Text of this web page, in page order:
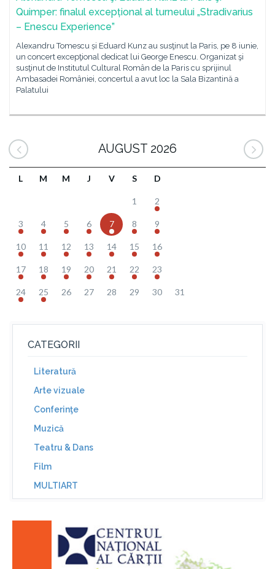
Quimper: finalul excepțional al turneului „Stradivarius
– Enescu Experience”
Alexandru Tomescu și Eduard Kunz au susţinut la Paris, pe 8 iunie,
un concert excepţional dedicat lui George Enescu. Organizat şi
susţinut de Institutul Cultural Român de la Paris cu sprijinul
Ambasadei României, concertul a avut loc la Sala Bizantină a
Palatului
AUGUST 2026
L M M J V S D
1 2
3 4 5 6 7 8 9
10 11 12 13 14 15 16
17 18 19 20 21 22 23
24 25 26 27 28 29 30 31
CATEGORII
Literatură
Arte vizuale
Conferinţe
Muzică
Teatru & Dans
Film
MULTIART